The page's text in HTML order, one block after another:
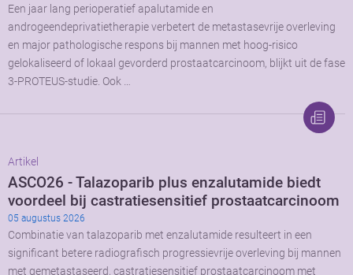
Een jaar lang perioperatief apalutamide en
androgeendeprivatietherapie verbetert de metastasevrije overleving
en major pathologische respons bij mannen met hoog-risico
gelokaliseerd of lokaal gevorderd prostaatcarcinoom, blijkt uit de fase
3-PROTEUS-studie. Ook …
Artikel
ASCO26 - Talazoparib plus enzalutamide biedt
voordeel bij castratiesensitief prostaatcarcinoom
05 augustus 2026
Combinatie van talazoparib met enzalutamide resulteert in een
significant betere radiografisch progressievrije overleving bij mannen
met gemetastaseerd, castratiesensitief prostaatcarcinoom met